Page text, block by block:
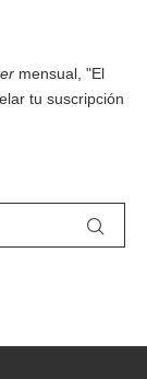
mensual, "El
tu suscripción